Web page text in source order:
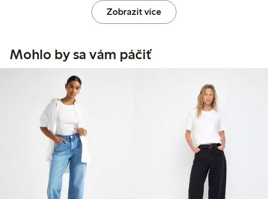
Zobrazit více
Mohlo by sa vám páčiť